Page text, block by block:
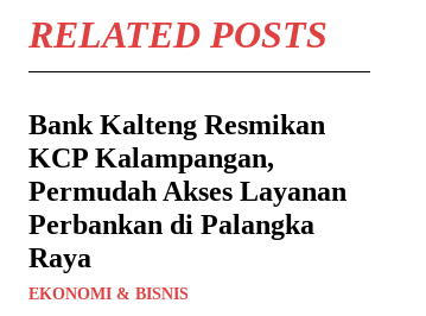
RELATED POSTS
Bank Kalteng Resmikan
KCP Kalampangan,
Permudah Akses Layanan
Perbankan di Palangka
Raya
EKONOMI & BISNIS